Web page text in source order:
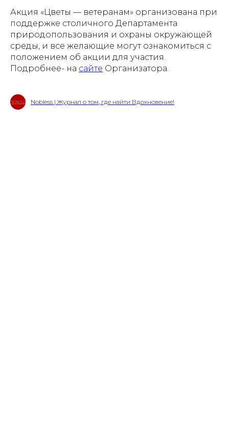
Акция «Цветы — ветеранам» организована при
поддержке столичного Департамента
природопользования и охраны окружающей
среды, и все желающие могут ознакомиться с
положением об акции для участия.
Подробнее- на сайте Организатора.
Nobless | Журнал о том, где найти Вдохновение!